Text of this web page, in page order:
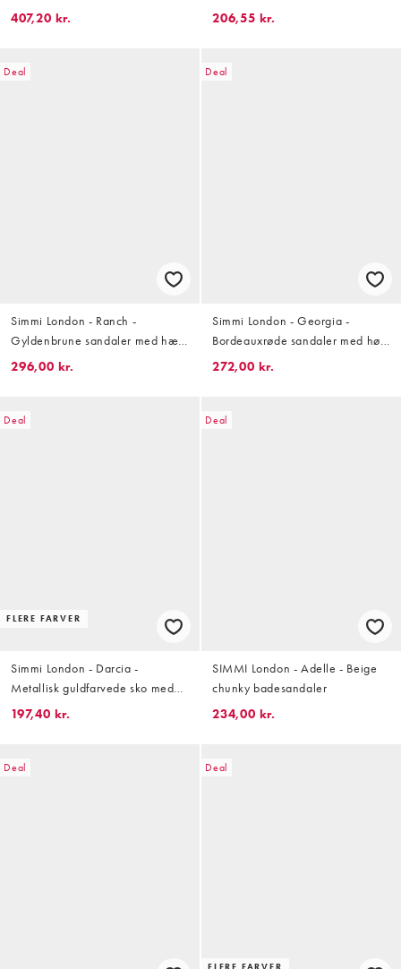
med buet hæl
407,20 kr.
hæl
206,55 kr.
Deal
Simmi London - Ranch -
Gyldenbrune sandaler med hæl,
tårem og hælrem i imiteret
296,00 kr.
Deal
Simmi London - Georgia -
Bordeauxrøde sandaler med høj
hæl og bindebånd om benet
272,00 kr.
Deal
FLERE FARVER
Simmi London - Darcia -
Metallisk guldfarvede sko med
høj hæl, spids snude og
197,40 kr.
Deal
SIMMI London - Adelle - Beige
chunky badesandaler
234,00 kr.
Deal Deal
FLERE FARVER